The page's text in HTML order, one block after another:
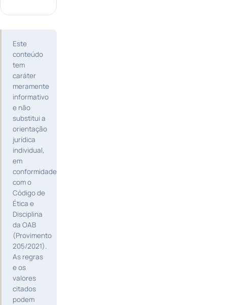
Este
conteúdo
tem
caráter
meramente
informativo
e não
substitui a
orientação
jurídica
individual,
em
conformidade
com o
Código de
Ética e
Disciplina
da OAB
(Provimento
205/2021).
As regras
e os
valores
citados
podem